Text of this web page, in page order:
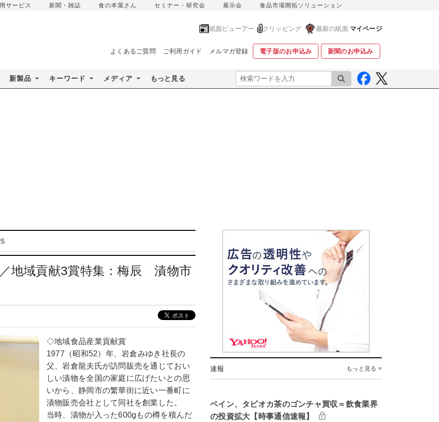
サービス 新聞・雑誌 食の本屋さん セミナー・研究会 展示会 食品市場開拓ソリューション
紙面ビューアー クリッピング 最新の紙面 マイページ
よくあるご質問 ご利用ガイド メルマガ登録 電子版のお申込み 新聞のお申込み
新製品 キーワード メディア もっと見る 検索
地域貢献3賞特集：梅辰 漬物市
◇地域食品産業貢献賞
1977（昭和52）年、岩倉みゆき社長の
父、岩倉龍夫氏が訪問販売を通じておい
しい漬物を全国の家庭に広げたいとの思
いから、静岡市の繁華街に近い一番町に
漬物販売会社として同社を創業した。
当時、漬物が入った600gもの樽を積んだ
速報 もっと見る >
ベイン、タピオカ茶のゴンチャ買収＝飲食業界
の投資拡大【時事通信速報】